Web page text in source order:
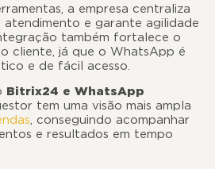
a empresa centraliza
atendimento e garante agilidade
também fortalece o
cliente, já que o WhatsApp é
e de fácil acesso.
Bitrix24 e WhatsApp
tem uma visão mais ampla
, conseguindo acompanhar
e resultados em tempo